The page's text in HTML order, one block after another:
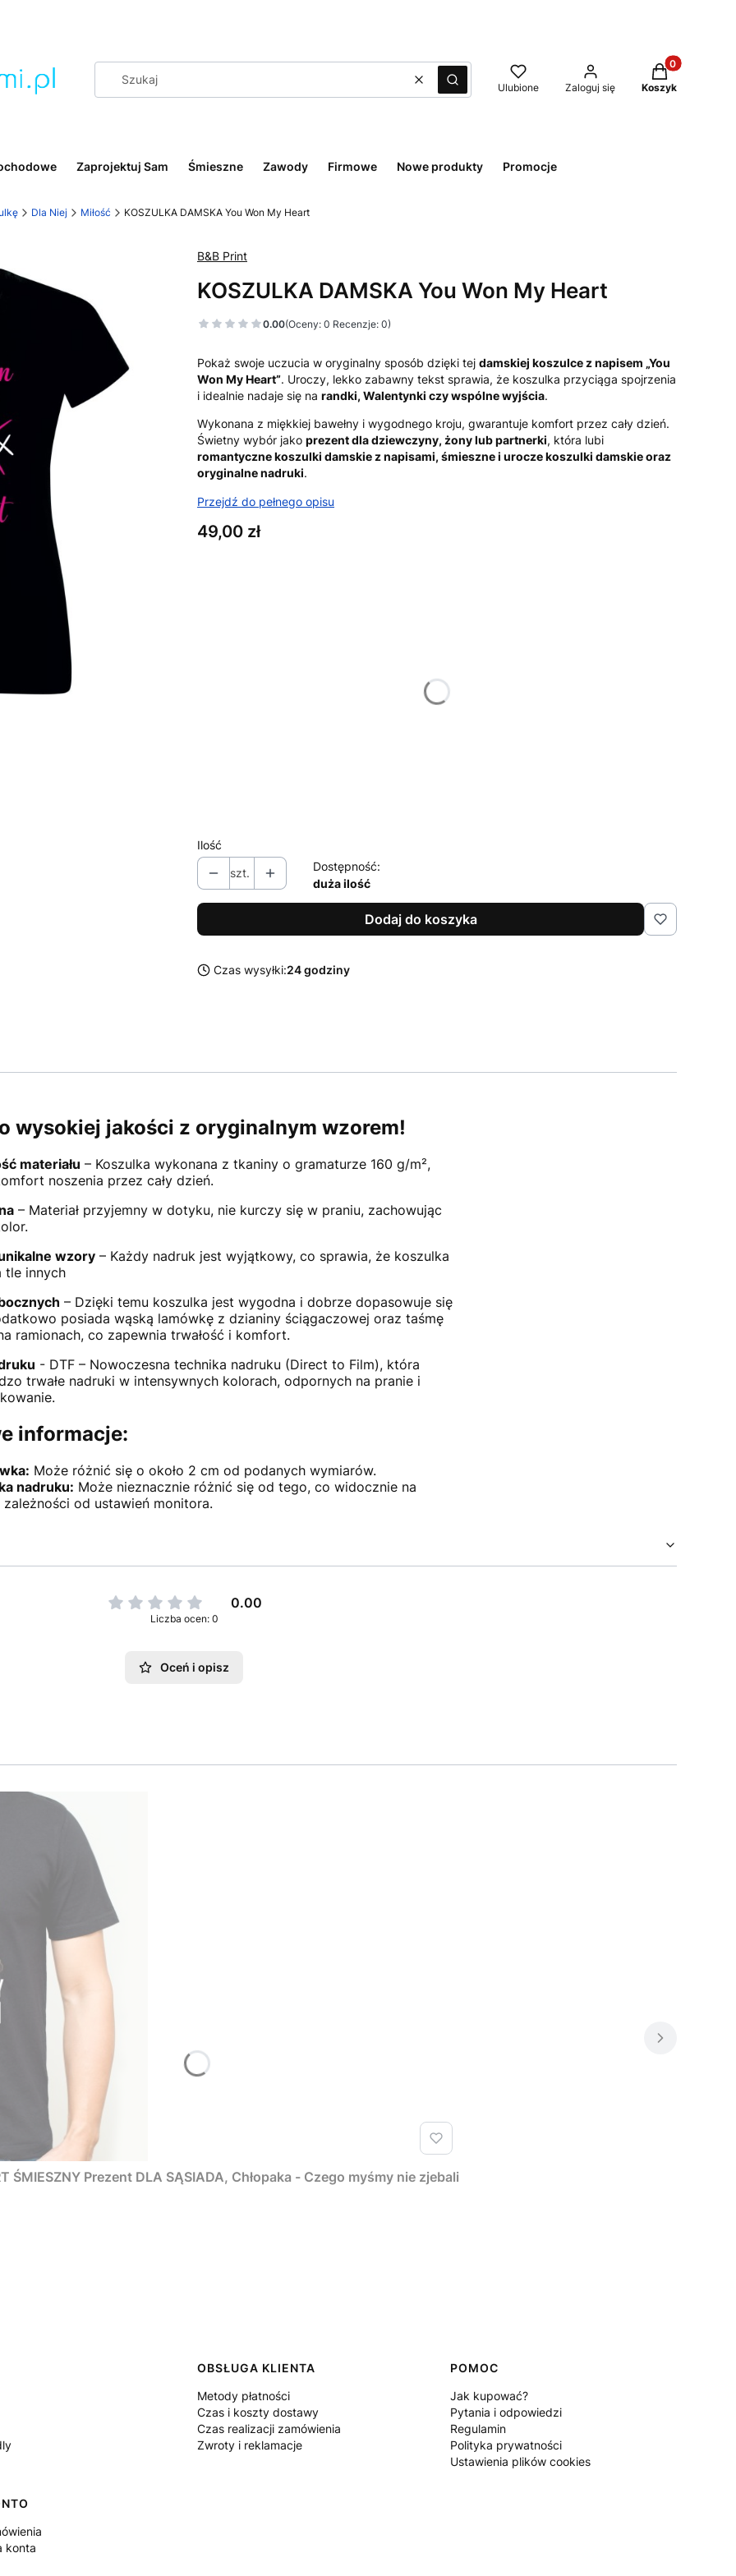
WyczyśćSzukaj Ulubione Zaloguj się
Produkty w
Koszyk
Zaprojektuj Sam Śmieszne Zawody Firmowe Nowe produkty Promocje
Dla Niej Miłość KOSZULKA DAMSKA You Won My Heart
B&B Print
KOSZULKA DAMSKA You Won My Heart
0.00(Oceny: 0 Recenzje: 0)
Pokaż swoje uczucia w oryginalny sposób dzięki tej damskiej koszulce z napisem „You
Won My Heart”. Uroczy, lekko zabawny tekst sprawia, że koszulka przyciąga spojrzenia
i idealnie nadaje się na randki, Walentynki czy wspólne wyjścia.
Wykonana z miękkiej bawełny i wygodnego kroju, gwarantuje komfort przez cały dzień.
Świetny wybór jako prezent dla dziewczyny, żony lub partnerki, która lubi
romantyczne koszulki damskie z napisami, śmieszne i urocze koszulki damskie oraz
oryginalne nadruki.
Przejdź do pełnego opisu
Cena
49,00 zł
Ilość
szt.
Dostępność:
duża ilość
Dodaj do koszyka
Czas wysyłki:24 godziny
wysokiej jakości z oryginalnym wzorem!
materiału – Koszulka wykonana z tkaniny o gramaturze 160 g/m²,
noszenia przez cały dzień.
– Materiał przyjemny w dotyku, nie kurczy się w praniu, zachowując
wzory– Każdy nadruk jest wyjątkowy, co sprawia, że koszulka
tle innych
– Dzięki temu koszulka jest wygodna i dobrze dopasowuje się
posiada wąską lamówkę z dzianiny ściągaczowej oraz taśmę
ramionach, co zapewnia trwałość i komfort.
- DTF – Nowoczesna technika nadruku (Direct to Film), która
trwałe nadruki w intensywnych kolorach, odpornych na pranie i
informacje:
Może różnić się o około 2 cm od podanych wymiarów.
nadruku: Może nieznacznie różnić się od tego, co widocznie na
od ustawień monitora.
0.00
Liczba ocen: 0
Oceń i opisz
ŚMIESZNY Prezent DLA SĄSIADA, Chłopaka - Czego myśmy nie zjebali
OBSŁUGA KLIENTA
Metody płatności
Czas i koszty dostawy
Czas realizacji zamówienia
Zwroty i reklamacje
POMOC
Jak kupować?
Pytania i odpowiedzi
Regulamin
Polityka prywatności
Ustawienia plików cookies
konta